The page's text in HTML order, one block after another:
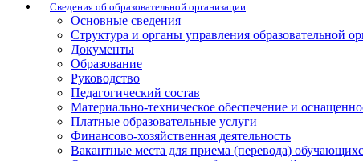
Сведения об образовательной организации
Основные сведения
Структура и органы управления образовательной
Документы
Образование
Руководство
Педагогический состав
Материально-техническое обеспечение и
Платные образовательные услуги
Финансово-хозяйственная деятельность
Вакантные места для приема (перевода)